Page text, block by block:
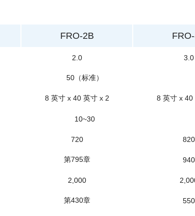
FRO-2B
2.0 3.0
50（标准）
8 英寸 x 40 英寸 x 2 8 英寸 x 40
10~30
720 820
第795章 940
2,000
第430章 550